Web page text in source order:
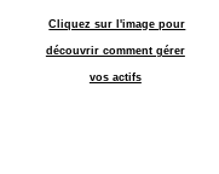
Cliquez sur l'image pour
découvrir comment gérer
vos actifs